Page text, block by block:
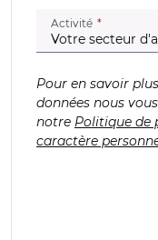
Activité (champ
Pour en savoir
données nous
notre Politique de
caractère